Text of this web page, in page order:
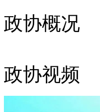
政协概况
政协视频